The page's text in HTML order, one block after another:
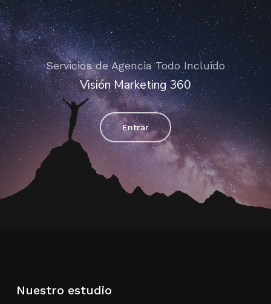
Servicios de Agencia Todo Incluido
Visión Marketing 360
Entrar
Nuestro estudio